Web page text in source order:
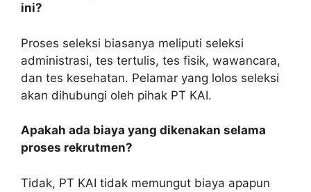
ini?
Proses seleksi biasanya meliputi seleksi
administrasi, tes tertulis, tes fisik, wawancara,
dan tes kesehatan. Pelamar yang lolos seleksi
akan dihubungi oleh pihak PT KAI.
Apakah ada biaya yang dikenakan selama
proses rekrutmen?
Tidak, PT KAI tidak memungut biaya apapun